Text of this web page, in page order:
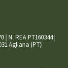
| N. REA PT160344 |
Agliana (PT)